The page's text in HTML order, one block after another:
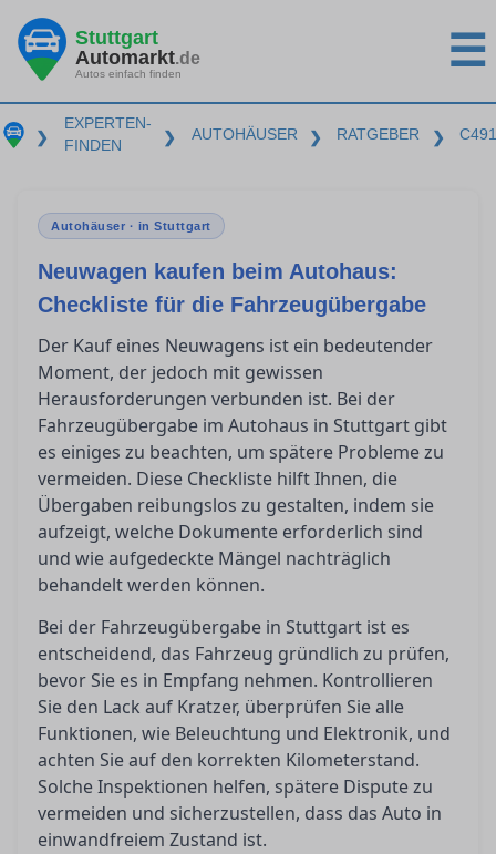
Stuttgart
Automarkt.de
Autos einfach finden ☰
❯
EXPERTEN-
FINDEN
❯ AUTOHÄUSER ❯ RATGEBER ❯
Autohäuser · in Stuttgart
Neuwagen kaufen beim Autohaus:
Checkliste für die Fahrzeugübergabe
Der Kauf eines Neuwagens ist ein bedeutender
Moment, der jedoch mit gewissen
Herausforderungen verbunden ist. Bei der
Fahrzeugübergabe im Autohaus in Stuttgart gibt
es einiges zu beachten, um spätere Probleme zu
vermeiden. Diese Checkliste hilft Ihnen, die
Übergaben reibungslos zu gestalten, indem sie
aufzeigt, welche Dokumente erforderlich sind
und wie aufgedeckte Mängel nachträglich
behandelt werden können.
Bei der Fahrzeugübergabe in Stuttgart ist es
entscheidend, das Fahrzeug gründlich zu prüfen,
bevor Sie es in Empfang nehmen. Kontrollieren
Sie den Lack auf Kratzer, überprüfen Sie alle
Funktionen, wie Beleuchtung und Elektronik, und
achten Sie auf den korrekten Kilometerstand.
Solche Inspektionen helfen, spätere Dispute zu
vermeiden und sicherzustellen, dass das Auto in
einwandfreiem Zustand ist.